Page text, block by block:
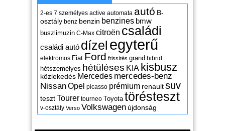
2-es 7 személyes active automata autó B-
osztály benz benzin benzines bmw
buszlimuzin C-Max citroën családi
családi autó dízel egyterű
elektromos Fiat Ford frissítés grand hibrid
hétszemélyes hétüléses KIA kisbusz
közlekedés Mercedes mercedes-benz
NissanOpel picasso prémium renaultsuv
tesztTourer tourneo Toyota törésteszt
v-osztály Verso Volkswagen újdonság